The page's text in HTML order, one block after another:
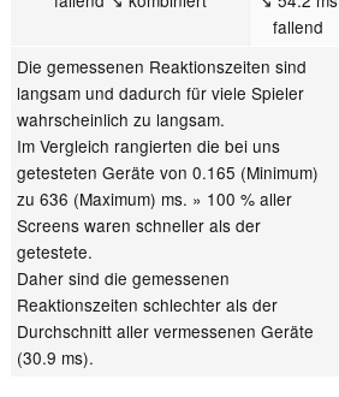
fallend
Die gemessenen Reaktionszeiten sind
langsam und dadurch für viele Spieler
wahrscheinlich zu langsam.
Im Vergleich rangierten die bei uns
getesteten Geräte von 0.165 (Minimum)
zu 636 (Maximum) ms. » 100 % aller
Screens waren schneller als der
getestete.
Daher sind die gemessenen
Reaktionszeiten schlechter als der
Durchschnitt aller vermessenen Geräte
(30.9 ms).